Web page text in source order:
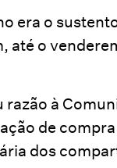
era o
até o
à
de
dos